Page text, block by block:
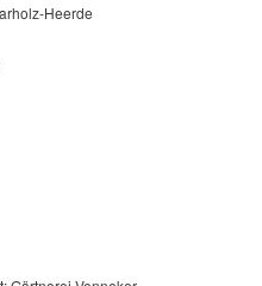
Heerde